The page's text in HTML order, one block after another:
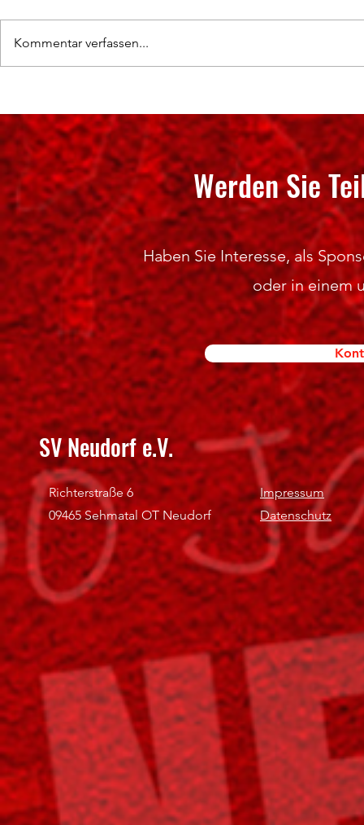
spannende Titelentscheidungen
SV Neudorf
Kommentar verfassen...
Werden Sie
Haben Sie Interesse, als
oder in einem
SV Neudorf e.V.
Richterstraße 6
09465 Sehmatal OT Neudorf
Impressum
Datenschutz